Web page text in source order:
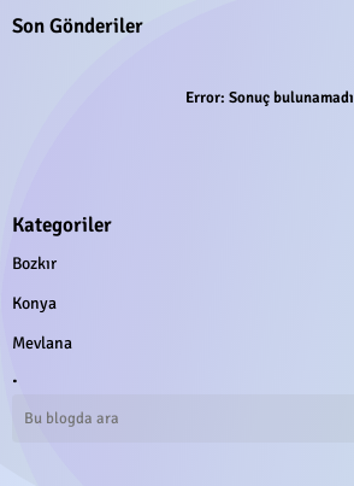
Son Gönderiler
Error: Sonuç bulunamadı
Kategoriler
Bozkır
Konya
Mevlana
.